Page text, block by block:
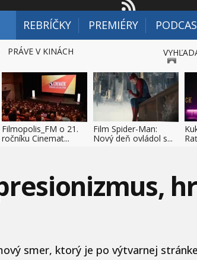
REBRÍČKY PREMIÉRY
PRÁVE V KINÁCH
Filmopolis_FM o 21.
ročníku Cinemat...
Film Spider-Man:
Nový deň ovládol s...
smer, ktorý je po výtvarnej